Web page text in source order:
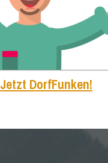
Jetzt DorfFunken!